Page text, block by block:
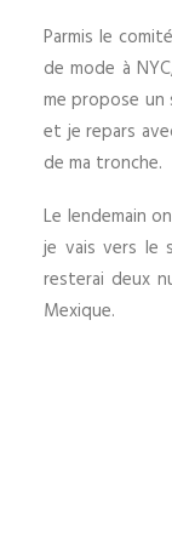
Parmis le
de mode à
me propose
et je repars
de ma tronche.
Le lendemain
je vais vers le
resterai deux
Mexique.